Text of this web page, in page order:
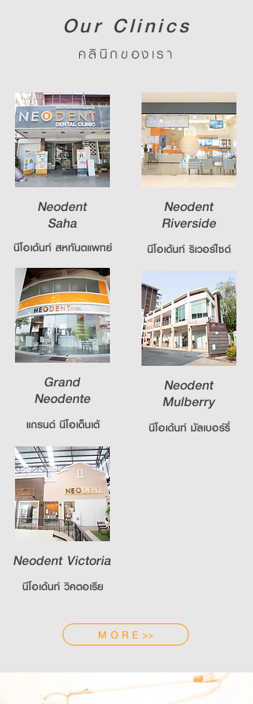
Our Clinics
คลินิกของเรา
Neodent
Saha
นีโอเด้นท์ สหทันตแพทย์
Grand
Neodente
แกรนด์ นีโอเด็นเต้
Neodent Victoria
นีโอเด้นท์ วิคตอเรีย
Neodent
Riverside
นีโอเด้นท์ ริเวอร์ไซด์
Neodent
Mulberry
นีโอเด้นท์ มัลเบอร์รี่
M O R E >>